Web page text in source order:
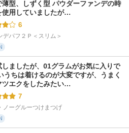
薄型、しずく型 パウダーファンデの時
使用していましたが…
6
デパフ２Ｐ＜スリム＞
しましたが、01グラムがお気に入りで
うちは着けるのが大変ですが、うまく
ツエクをしたみたい…
7
ノーグルーつけまつげ